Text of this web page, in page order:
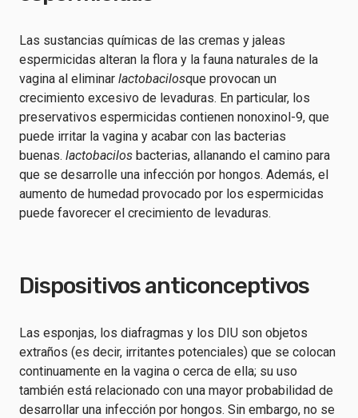
Las sustancias químicas de las cremas y jaleas
espermicidas alteran la flora y la fauna naturales de la
vagina al eliminar lactobacilosque provocan un
crecimiento excesivo de levaduras. En particular, los
preservativos espermicidas contienen nonoxinol-9, que
puede irritar la vagina y acabar con las bacterias
buenas. lactobacilos bacterias, allanando el camino para
que se desarrolle una infección por hongos. Además, el
aumento de humedad provocado por los espermicidas
puede favorecer el crecimiento de levaduras.
Dispositivos anticonceptivos
Las esponjas, los diafragmas y los DIU son objetos
extraños (es decir, irritantes potenciales) que se colocan
continuamente en la vagina o cerca de ella; su uso
también está relacionado con una mayor probabilidad de
desarrollar una infección por hongos. Sin embargo, no se